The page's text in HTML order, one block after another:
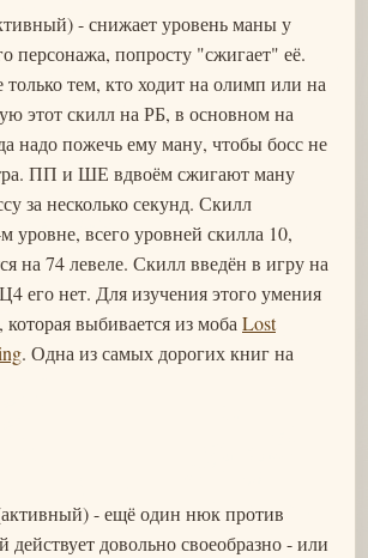
- снижает уровень маны у
персонажа, попросту "сжигает" её.
только тем, кто ходит на олимп или на
этот скилл на РБ, в основном на
надо пожечь ему ману, чтобы босс не
ПП и ШЕ вдвоём сжигают ману
за несколько секунд. Скилл
уровне, всего уровней скилла 10,
на 74 левеле. Скилл введён в игру на
его нет. Для изучения этого умения
которая выбивается из моба Lost
. Одна из самых дорогих книг на
- ещё один нюк против
довольно своеобразно - или